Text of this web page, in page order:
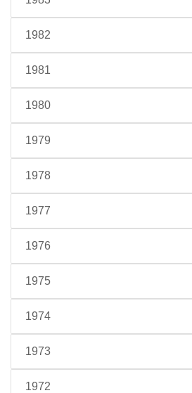
1982
1981
1980
1979
1978
1977
1976
1975
1974
1973
1972